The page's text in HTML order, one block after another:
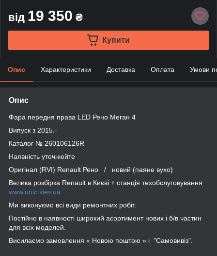
від 19 350 ₴
Купити
Опис Характеристики Доставка Оплата Умови
Опис
Фара передня права LED Рено Меган 4
Випуск з 2015.-
Каталог № 260106126R
Наявність уточнюйте
Оригінал (RVI) Renault Рено / новий (паяне вухо)
Велика розбірка Renault в Києві + станція техобслуговування
www.unic.kiev.ua
Ми виконуємо всі види ремонтних робіт.
Постійно в наявності широкий асортимент нових і б/в частин
для всіх моделей.
Висилаємо замовлення « Новою поштою » і "Самовивіз".